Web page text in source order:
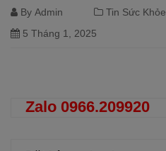
By Admin Tin Sức Khỏe
5 Tháng 1, 2025
Zalo 0966.209920